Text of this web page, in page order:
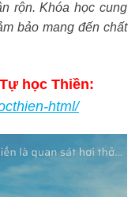
rộn. Khóa học cung
bảo mang đến chất
học Thiền:
html/